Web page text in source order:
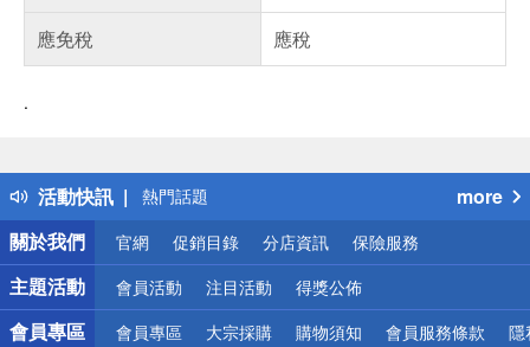
應免稅
應稅
.
活動快訊
得獎公告
熱門話題
銀行優惠
偏遠地區配送
詐騙網頁！請小心！
more
關於我們
官網 促銷目錄 分店資訊 保險服務
主題活動 會員活動 注目活動 得獎公佈
會員專區 會員專區 大宗採購 購物須知 會員服務條款 隱